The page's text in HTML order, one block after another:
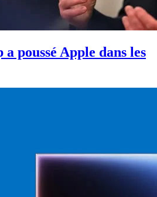
poussé Apple dans les